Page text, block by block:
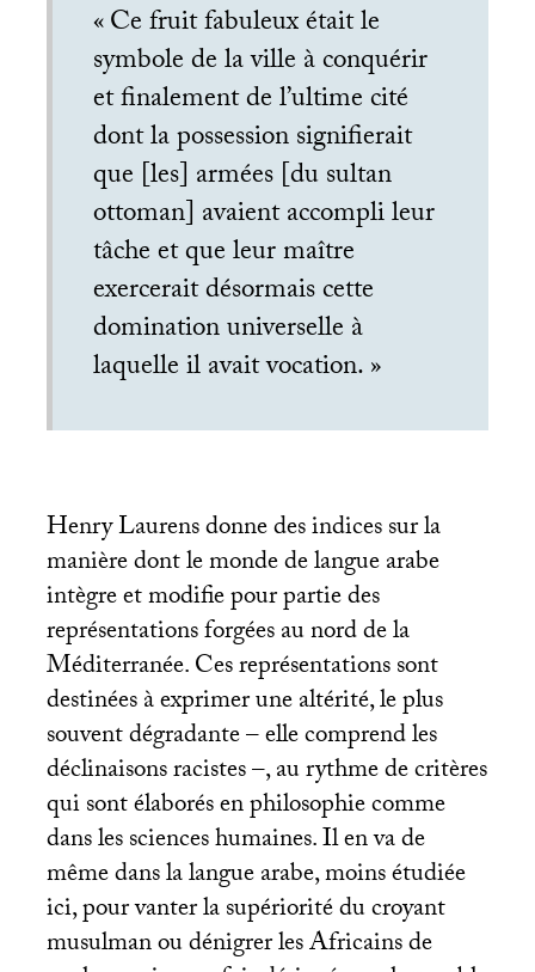
«Ce fruit fabuleux était le
symbole de la ville à conquérir
et finalement de l’ultime cité
dont la possession signifierait
que [les] armées [du sultan
ottoman] avaient accompli leur
tâche et que leur maître
exercerait désormais cette
domination universelle à
laquelle il avait vocation.»
Henry Laurens donne des indices sur la
manière dont le monde de langue arabe
intègre et modifie pour partie des
représentations forgées au nord de la
Méditerranée. Ces représentations sont
destinées à exprimer une altérité, le plus
souvent dégradante – elle comprend les
déclinaisons racistes –, au rythme de critères
qui sont élaborés en philosophie comme
dans les sciences humaines. Il en va de
même dans la langue arabe, moins étudiée
ici, pour vanter la supériorité du croyant
musulman ou dénigrer les Africains de